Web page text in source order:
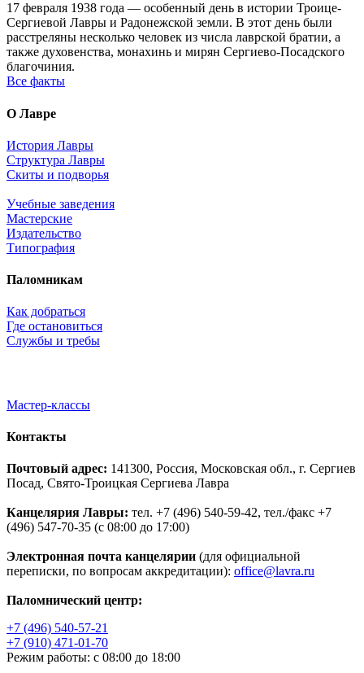
17 февраля 1938 года — особенный день в истории Троице-
Сергиевой Лавры и Радонежской земли. В этот день были
расстреляны несколько человек из числа лаврской братии, а
также духовенства, монахинь и мирян Сергиево-Посадского
благочиния.
Все факты
О Лавре
История Лавры
Структура Лавры
Скиты и подворья
Учебные заведения
Мастерские
Издательство
Типография
Паломникам
Как добраться
Где остановиться
Службы и требы
Мастер-классы
Контакты
Почтовый адрес: 141300, Россия, Московская обл., г. Сергиев
Посад, Свято-Троицкая Сергиева Лавра
Канцелярия Лавры: тел. +7 (496) 540-59-42, тел./факс +7
(496) 547-70-35 (с 08:00 до 17:00)
Электронная почта канцелярии (для официальной
переписки, по вопросам аккредитации): office@lavra.ru
Паломнический центр:
+7 (496) 540-57-21
+7 (910) 471-01-70
Режим работы: с 08:00 до 18:00